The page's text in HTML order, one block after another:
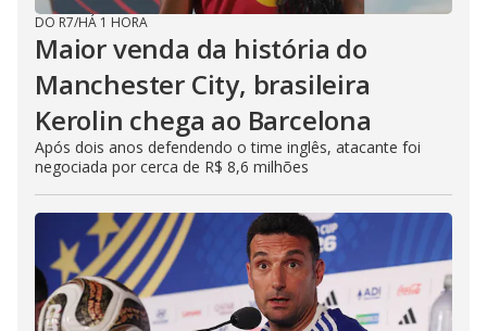
DO R7/HÁ 1 HORA
Maior venda da história do
Manchester City, brasileira
Kerolin chega ao Barcelona
Após dois anos defendendo o time inglês, atacante foi
negociada por cerca de R$ 8,6 milhões